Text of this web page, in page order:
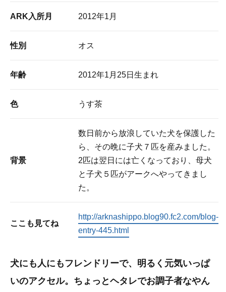
ARK入所月 2012年1月
性別 オス
年齢 2012年1月25日生まれ
色 うす茶
背景
数日前から放浪していた犬を保護した
ら、その晩に子犬７匹を産みました。
2匹は翌日には亡くなっており、母犬
と子犬５匹がアークへやってきまし
た。
ここも見てね
http://arknashippo.blog90.fc2.com/blog-
entry-445.html
犬にも人にもフレンドリーで、明るく元気いっぱ
いのアクセル。ちょっとヘタレでお調子者なやん